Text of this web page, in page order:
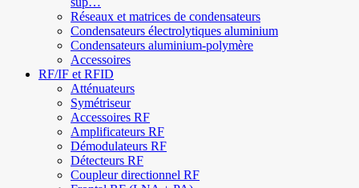
Réseaux et matrices de condensateurs
Condensateurs électrolytiques aluminium
Condensateurs aluminium-polymère
Accessoires
RF/IF et RFID
Atténuateurs
Symétriseur
Accessoires RF
Amplificateurs RF
Démodulateurs RF
Détecteurs RF
Coupleur directionnel RF